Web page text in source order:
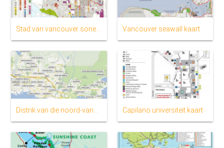
Stad van vancouver sonering kaart Vancouver seawall kaart
Capilano universiteit kaart